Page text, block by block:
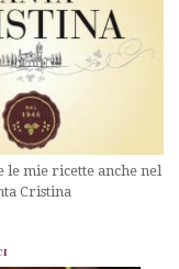
le mie ricette anche nel
Cristina